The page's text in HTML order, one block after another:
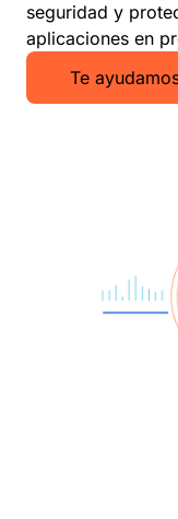
seguridad y
aplicaciones en
Te